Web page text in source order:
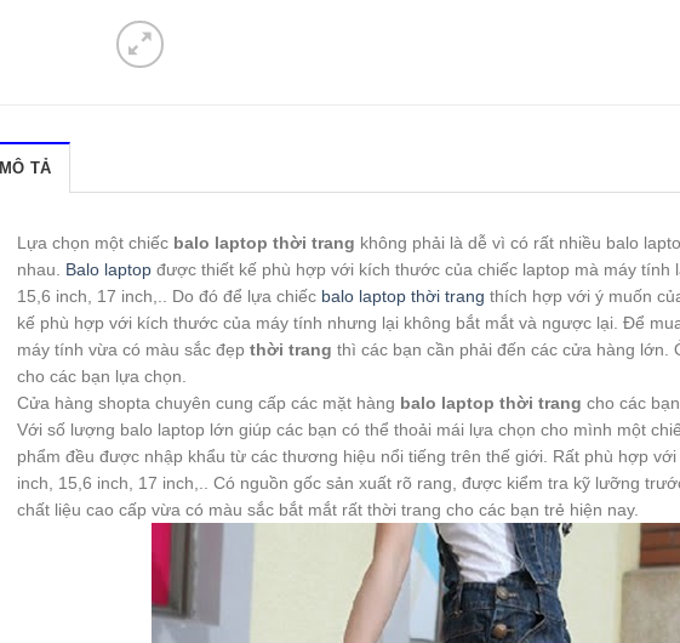
MÔ TẢ
Lựa chọn một chiếc balo laptop thời trang không phải là dễ vì có rất nhiều balo
nhau. Balo laptop được thiết kế phù hợp với kích thước của chiếc laptop mà máy tính
15,6 inch, 17 inch,.. Do đó để lựa chiếc balo laptop thời trang thích hợp với ý muốn
kế phù hợp với kích thước của máy tính nhưng lại không bắt mắt và ngược lại. Để
máy tính vừa có màu sắc đẹp thời trang thì các bạn cần phải đến các cửa hàng lớn.
cho các bạn lựa chọn.
Cửa hàng shopta chuyên cung cấp các mặt hàng balo laptop thời trang cho các
Với số lượng balo laptop lớn giúp các bạn có thể thoải mái lựa chọn cho mình một
phẩm đều được nhập khẩu từ các thương hiệu nổi tiếng trên thế giới. Rất phù hợp
inch, 15,6 inch, 17 inch,.. Có nguồn gốc sản xuất rõ rang, được kiểm tra kỹ lưỡng
chất liệu cao cấp vừa có màu sắc bắt mắt rất thời trang cho các bạn trẻ hiện nay.